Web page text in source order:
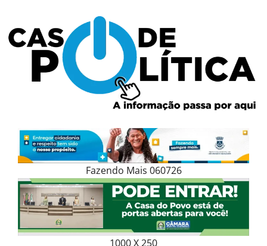
content
Fazendo Mais 060726
1000 X 250